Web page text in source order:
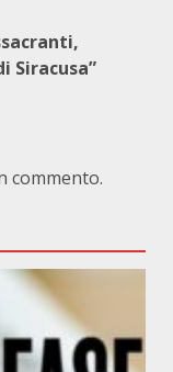
Siracusa”
commento.